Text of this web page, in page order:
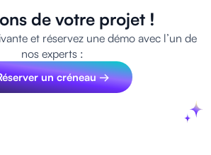
de votre projet !
et réservez une démo avec l’un de
nos experts :
un créneau →